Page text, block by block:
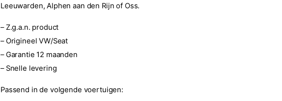
Leeuwarden, Alphen aan den Rijn of Oss.
– Z.g.a.n. product
– Origineel VW/Seat
– Garantie 12 maanden
– Snelle levering
Passend in de volgende voertuigen: